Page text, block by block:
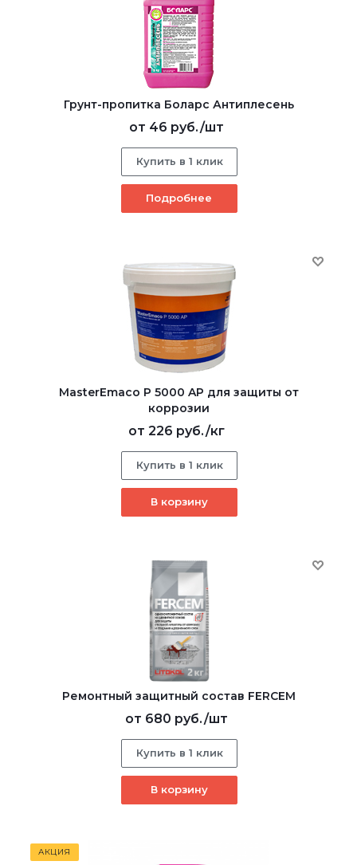
Грунт-пропитка Боларс Антиплесень
от 46 руб./шт
Купить в 1 клик
Подробнее
MasterEmaco P 5000 AP для защиты от
коррозии
от 226 руб./кг
Купить в 1 клик
В корзину
Ремонтный защитный состав FERCEM
от 680 руб./шт
Купить в 1 клик
В корзину
АКЦИЯ